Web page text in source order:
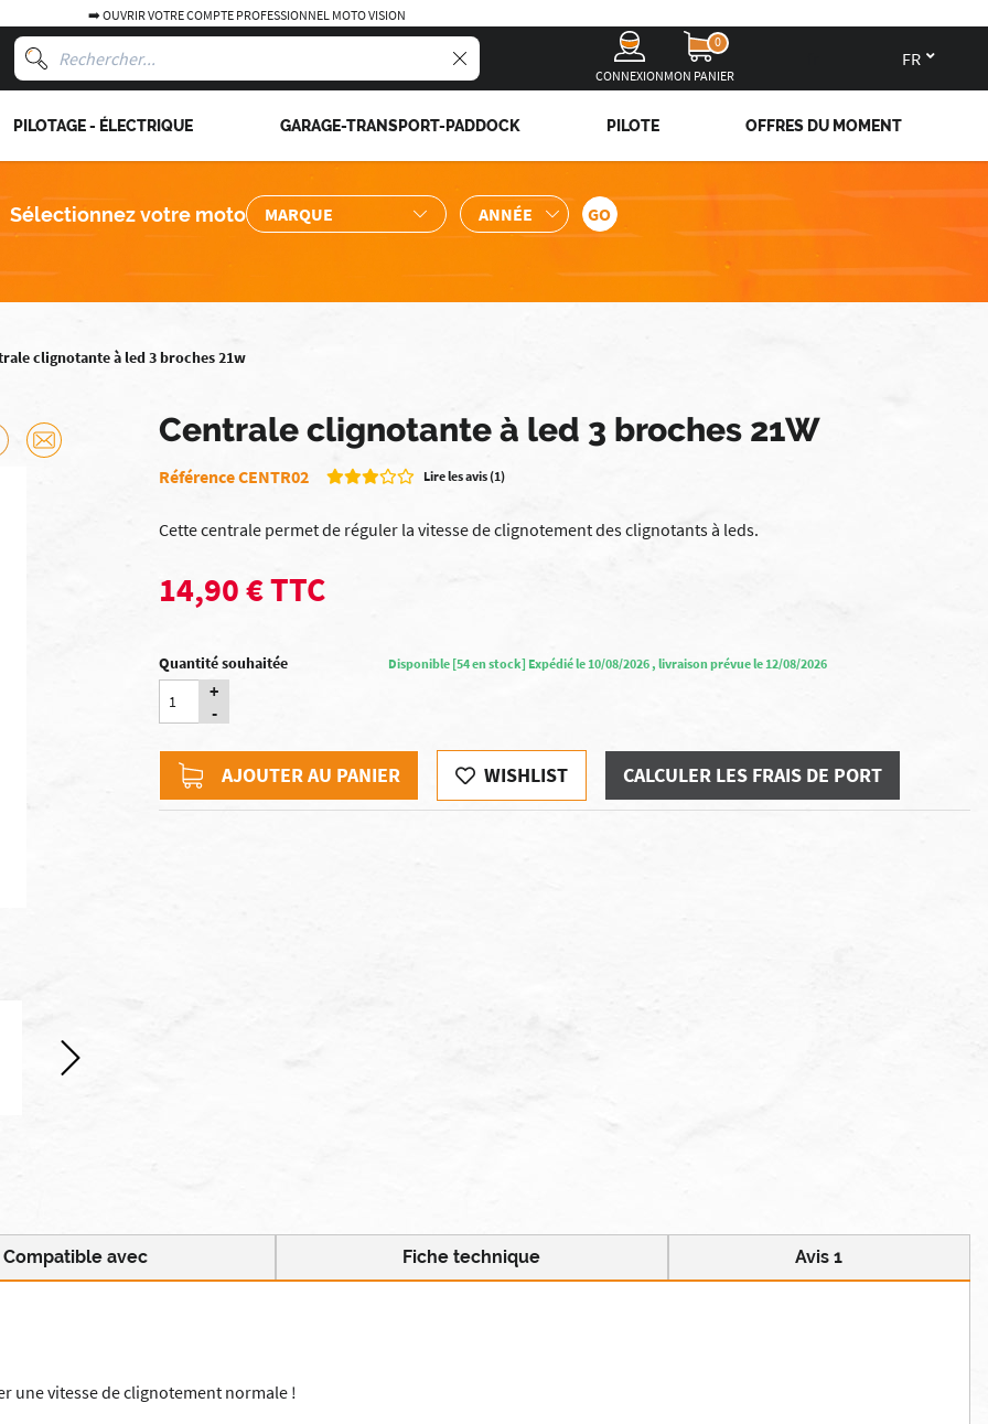
➡️ OUVRIR VOTRE COMPTE PROFESSIONNEL MOTO VISION
CONNEXION
0
MON PANIER
PILOTAGE - ÉLECTRIQUE GARAGE-TRANSPORT-PADDOCK PILOTE OFFRES DU MOMENT
Sélectionnez votre moto
clignotante à led 3 broches 21w
Centrale clignotante à led 3 broches 21W
Référence CENTR02 Lire les avis (1)
Cette centrale permet de réguler la vitesse de clignotement des clignotants à leds.
14,90 € TTC
Quantité souhaitée
+
-
Disponible [54 en stock] Expédié le 10/08/2026 , livraison prévue le 12/08/2026
AJOUTER AU PANIER WISHLIST CALCULER LES FRAIS DE PORT
Compatible avec Fiche technique Avis 1
une vitesse de clignotement normale !